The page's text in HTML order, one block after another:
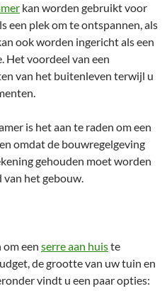
kan worden gebruikt voor
een plek om te ontspannen, als
ook worden ingericht als een
Het voordeel van een
van het buitenleven terwijl u
is het aan te raden om een
omdat de bouwregelgeving
gehouden moet worden
het gebouw.
een serre aan huiste
de grootte van uw tuin en
vindt u een paar opties: